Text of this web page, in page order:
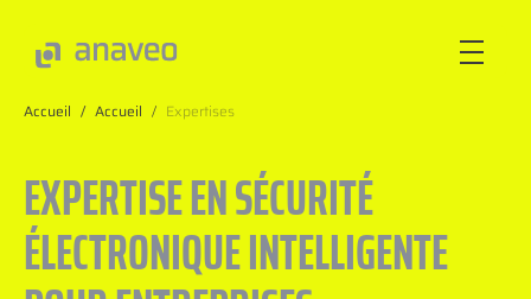
EXPERTISES
Accueil / Accueil / Expertises
EXPERTISE EN SÉCURITÉ
ÉLECTRONIQUE INTELLIGENTE